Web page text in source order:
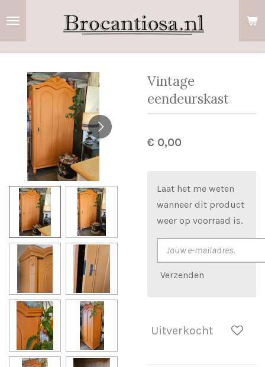
hoofdinhoud
Vintage
eendeurskast
€ 0,00
Laat het me weten
wanneer dit product
weer op voorraad is.
Verzenden
Uitverkocht